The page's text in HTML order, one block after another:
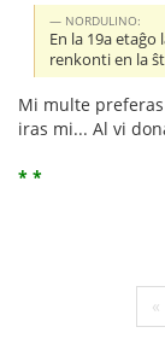
NORDULINO:
En la 19a
renkonti en la
Mi multe
iras mi... Al vi
* *
«